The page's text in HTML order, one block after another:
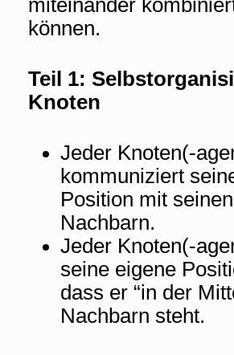
miteinander
können.
Teil 1:
Knoten
Jeder Knoten(-
kommuniziert
Position mit
Nachbarn.
Jeder Knoten(-
seine eigene
dass er “in der
Nachbarn steht.